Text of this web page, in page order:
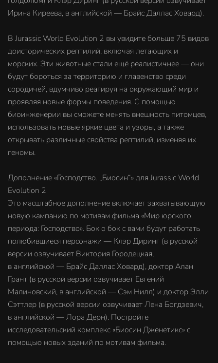
Ирина Киреева, в английской — Брайс Даллас Ховард).
В Jurassic World Evolution 2 вы увидите больше 75 видов
доисторических рептилий, включая летающих и
морских. Эти животные стали ещё реалистичнее — они
будут бороться за территорию и главенство среди
сородичей, вдумчиво реагируя на окружающий мир и
проявляя новые формы поведения. С помощью
биоинженерии вы сможете менять внешность питомцев,
использовать новые яркие цвета и узоры, а также
открывать различные свойства рептилий, изменяя их
геномы.
Дополнение «Господство. „Биосин“» для Jurassic World
Evolution 2
Это масштабное дополнение включает захватывающую
новую кампанию по мотивам фильма «Мир юрского
периода: Господство». Бок о бок с вами будут работать
полюбившиеся персонажи — Клэр Диринг (в русской
версии озвучивает Виктория Городецкая,
в английской — Брайс Даллас Ховард), доктор Алан
Грант (в русской версии озвучивает Евгений
Малиновский, в английской — Сэм Нилл) и доктор Элли
Сэттлер (в русской версии озвучивает Лена Богдзевич,
в английской — Лора Дерн). Постройте
исследовательский комплекс «Биосин Дженетикс» с
помощью новых зданий по мотивам фильма.